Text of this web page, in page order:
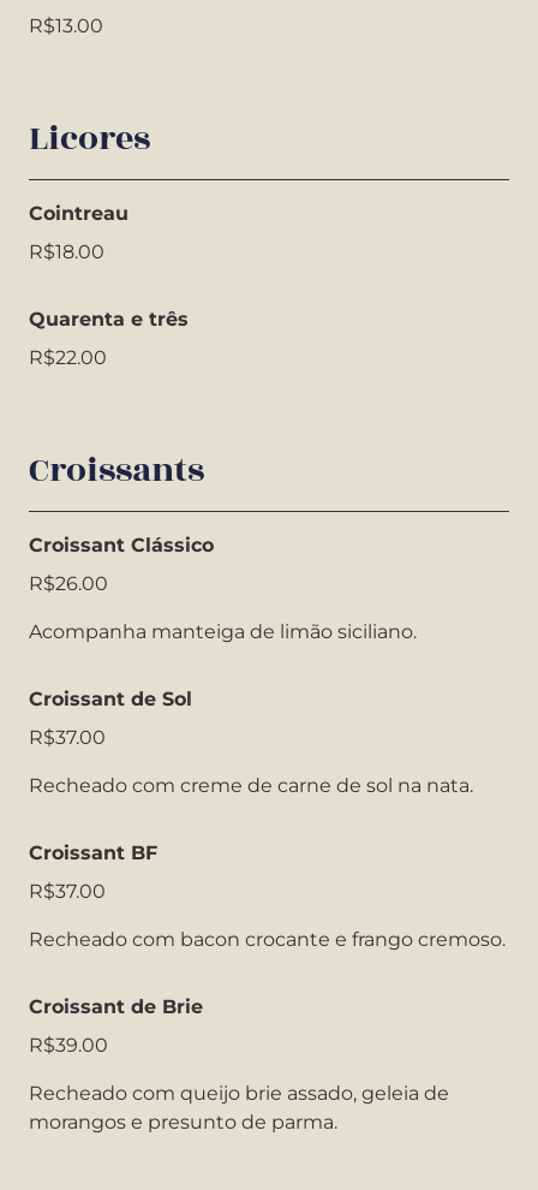
R$13.00
Licores
Cointreau
R$18.00
Quarenta e três
R$22.00
Croissants
Croissant Clássico
R$26.00
Acompanha manteiga de limão siciliano.
Croissant de Sol
R$37.00
Recheado com creme de carne de sol na nata.
Croissant BF
R$37.00
Recheado com bacon crocante e frango cremoso.
Croissant de Brie
R$39.00
Recheado com queijo brie assado, geleia de
morangos e presunto de parma.